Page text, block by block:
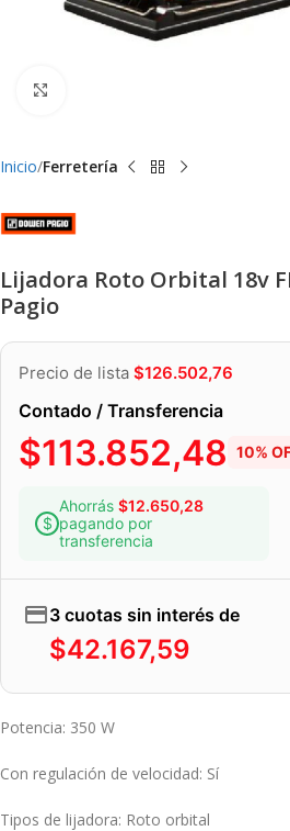
Inicio Ferretería
Lijadora Roto Orbital 18v
Pagio
Precio de lista $126.502,76
Contado / Transferencia
$113.852,48 10%
Ahorrás $12.650,28
pagando por
transferencia
3 cuotas sin interés de
$42.167,59
Potencia: 350 W
Con regulación de velocidad: Sí
Tipos de lijadora: Roto orbital